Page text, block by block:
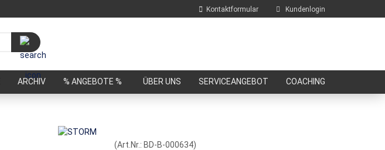
Kontaktformular Kundenlogin
E-Mail
Suche...
ARCHIV % ANGEBOTE % ÜBER UNS SERVICEANGEBOT COACHING
(Art.Nr.: BD-B-000634)